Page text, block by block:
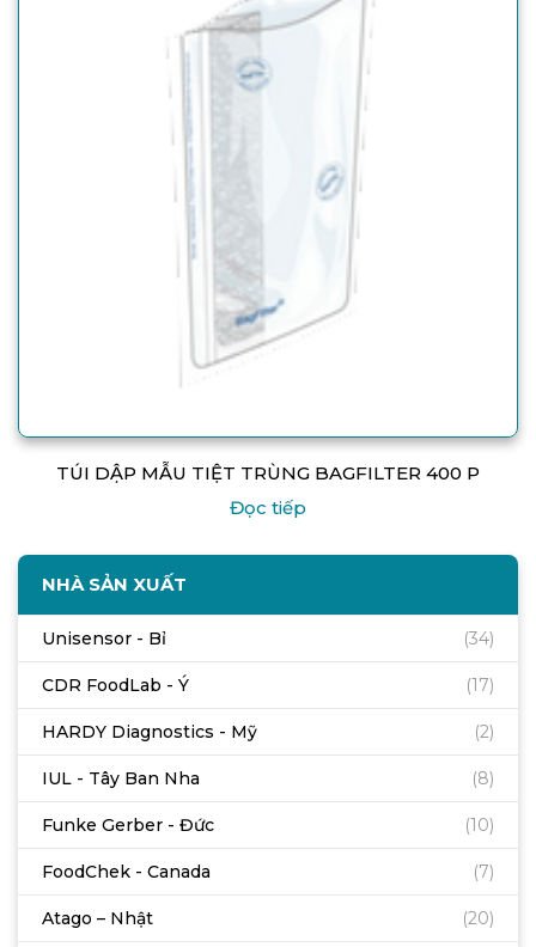
TÚI DẬP MẪU TIỆT TRÙNG BAGFILTER 400 P
Đọc tiếp
NHÀ SẢN XUẤT
Unisensor - Bỉ (34)
CDR FoodLab - Ý (17)
HARDY Diagnostics - Mỹ (2)
IUL - Tây Ban Nha (8)
Funke Gerber - Đức (10)
FoodChek - Canada (7)
Atago – Nhật (20)